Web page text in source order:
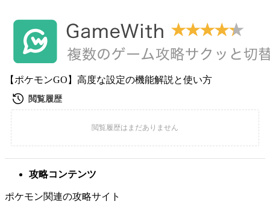
【ポケモンGO】高度な設定の機能解説と使い方
攻略コンテンツ
ポケモン関連の攻略サイト